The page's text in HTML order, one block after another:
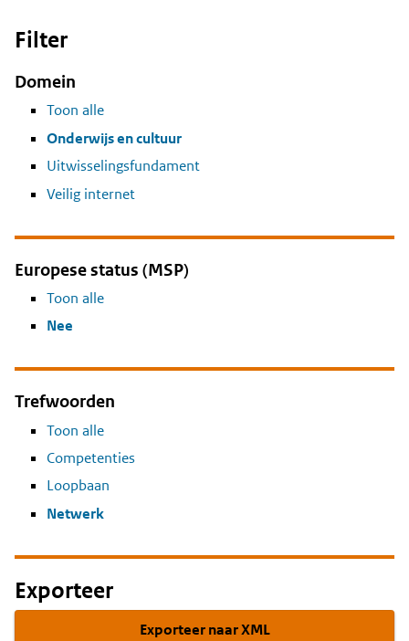
Filter
Domein
Toon alle
Onderwijs en cultuur
Uitwisselingsfundament
Veilig internet
Europese status (MSP)
Toon alle
Nee
Trefwoorden
Toon alle
Competenties
Loopbaan
Netwerk
Exporteer
Exporteer naar XML